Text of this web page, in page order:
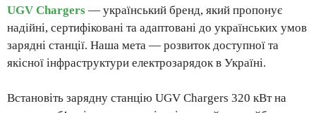
UGV Chargers — український бренд, який пропонує
надійні, сертифіковані та адаптовані до українських умов
зарядні станції. Наша мета — розвиток доступної та
якісної інфраструктури електрозарядок в Україні.
Встановіть зарядну станцію UGV Chargers 320 кВт на